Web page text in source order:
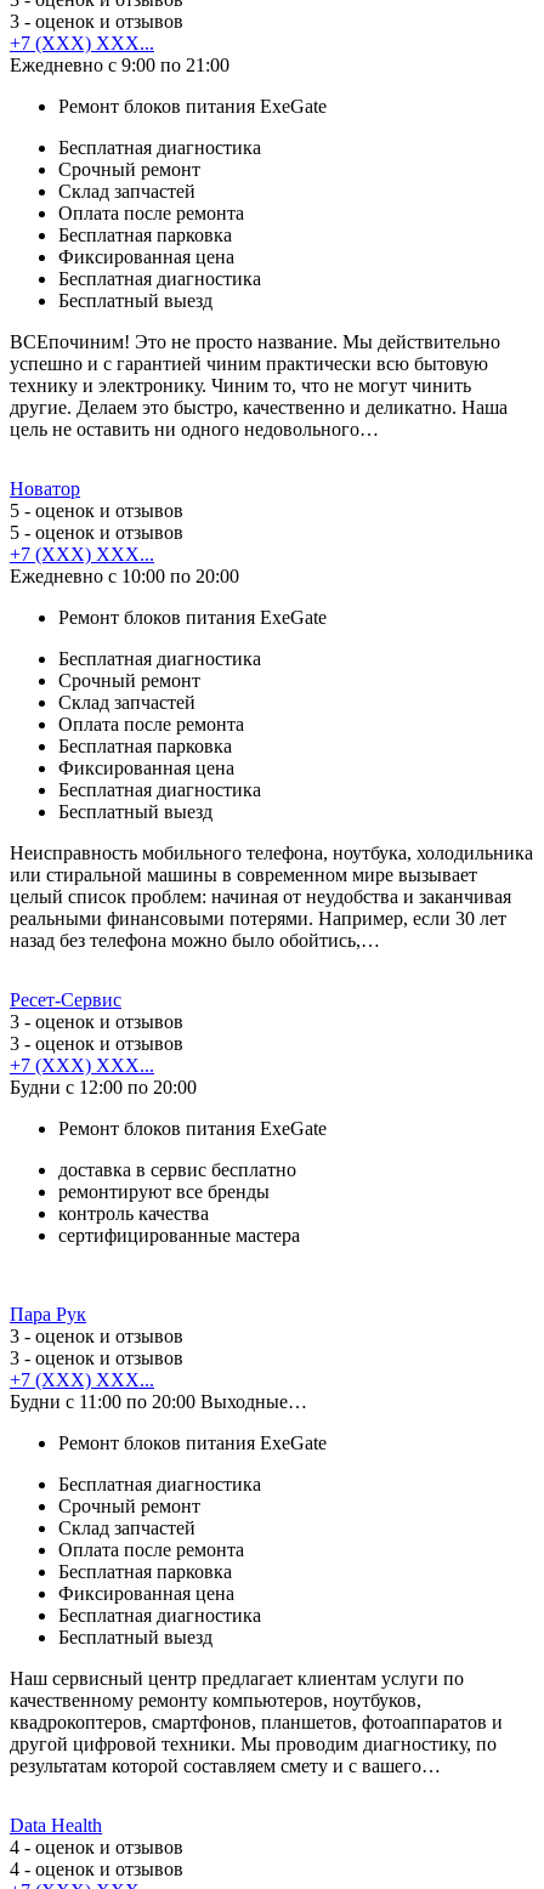
3 - оценок и отзывов
+7 (XXX) XXX...
Ежедневно с 9:00 по 21:00
Ремонт блоков питания ExeGate
Бесплатная диагностика
Срочный ремонт
Cклад запчастей
Оплата после ремонта
Бесплатная парковка
Фиксированная цена
Бесплатная диагностика
Бесплатный выезд
ВСЕпочиним! Это не просто название. Мы действительно
успешно и с гарантией чиним практически всю бытовую
технику и электронику. Чиним то, что не могут чинить
другие. Делаем это быстро, качественно и деликатно. Наша
цель не оставить ни одного недовольного…
Новатор
5 - оценок и отзывов
5 - оценок и отзывов
+7 (XXX) XXX...
Ежедневно с 10:00 по 20:00
Ремонт блоков питания ExeGate
Бесплатная диагностика
Срочный ремонт
Cклад запчастей
Оплата после ремонта
Бесплатная парковка
Фиксированная цена
Бесплатная диагностика
Бесплатный выезд
Неисправность мобильного телефона, ноутбука, холодильника
или стиральной машины в современном мире вызывает
целый список проблем: начиная от неудобства и заканчивая
реальными финансовыми потерями. Например, если 30 лет
назад без телефона можно было обойтись,…
Ресет-Сервис
3 - оценок и отзывов
3 - оценок и отзывов
+7 (XXX) XXX...
Будни с 12:00 по 20:00
Ремонт блоков питания ExeGate
доставка в сервис бесплатно
ремонтируют все бренды
контроль качества
сертифицированные мастера
Пара Рук
3 - оценок и отзывов
3 - оценок и отзывов
+7 (XXX) XXX...
Будни с 11:00 по 20:00 Выходные…
Ремонт блоков питания ExeGate
Бесплатная диагностика
Срочный ремонт
Cклад запчастей
Оплата после ремонта
Бесплатная парковка
Фиксированная цена
Бесплатная диагностика
Бесплатный выезд
Наш сервисный центр предлагает клиентам услуги по
качественному ремонту компьютеров, ноутбуков,
квадрокоптеров, смартфонов, планшетов, фотоаппаратов и
другой цифровой техники. Мы проводим диагностику, по
результатам которой составляем смету и с вашего…
Data Health
4 - оценок и отзывов
4 - оценок и отзывов